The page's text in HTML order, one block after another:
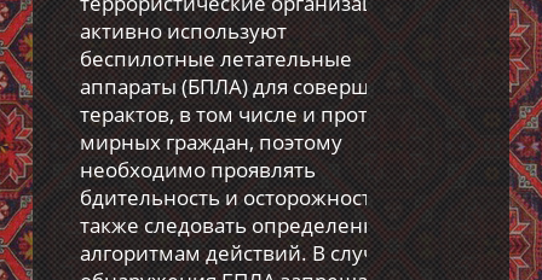
активно используют
беспилотные летательные
аппараты (БПЛА) для совершения
терактов, в том числе и против
мирных граждан, поэтому
необходимо проявлять
бдительность и осторожность, а
также следовать определенным
алгоритмам действий. В случае